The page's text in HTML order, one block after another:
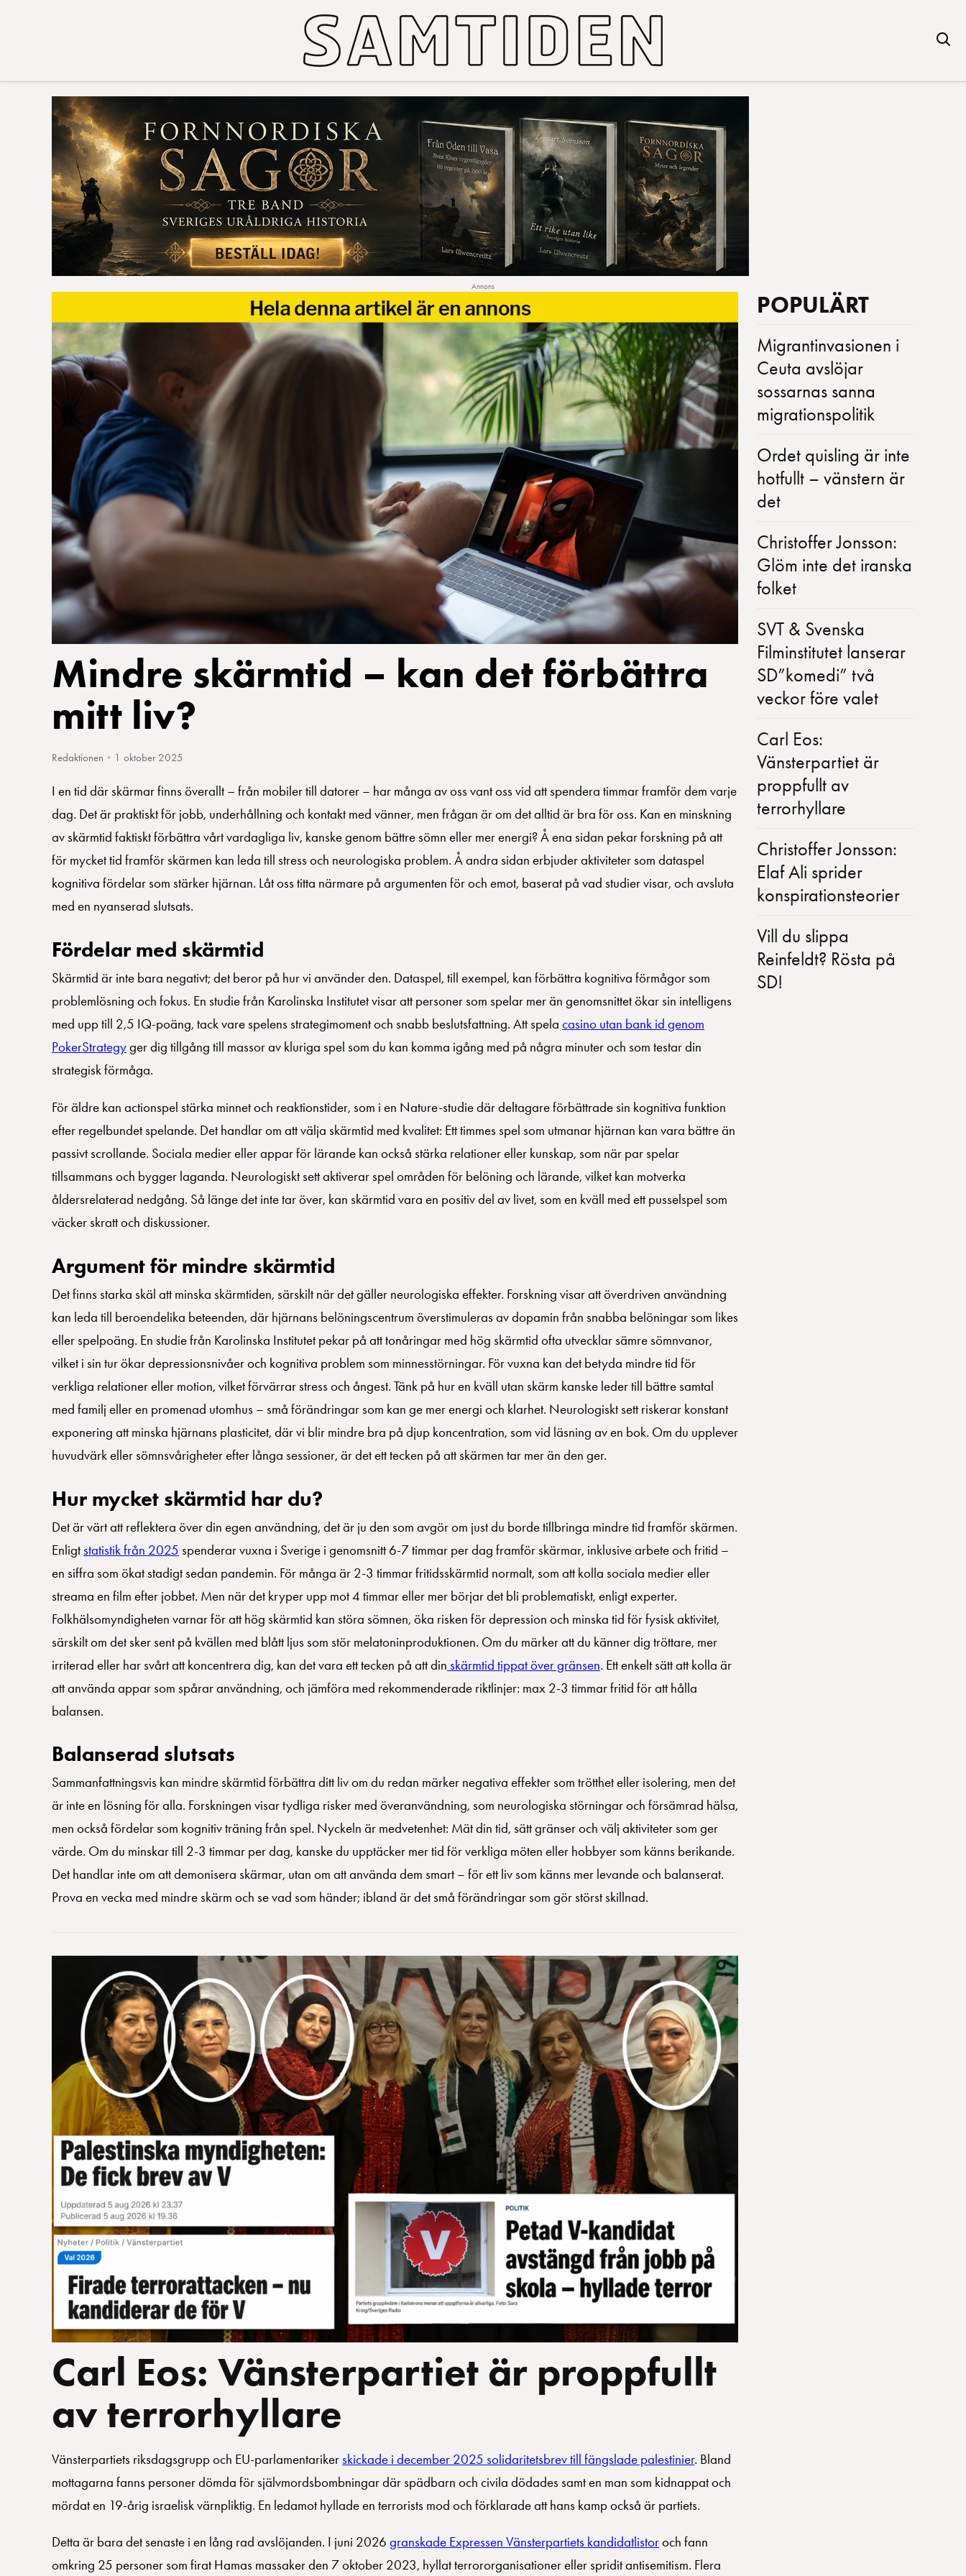
Annons
Mindre skärmtid – kan det förbättra
mitt liv?
Redaktionen • 1 oktober 2025
I en tid där skärmar finns överallt – från mobiler till datorer – har många av oss vant oss vid att spendera timmar framför dem varje
dag. Det är praktiskt för jobb, underhållning och kontakt med vänner, men frågan är om det alltid är bra för oss. Kan en minskning
av skärmtid faktiskt förbättra vårt vardagliga liv, kanske genom bättre sömn eller mer energi? Å ena sidan pekar forskning på att
för mycket tid framför skärmen kan leda till stress och neurologiska problem. Å andra sidan erbjuder aktiviteter som dataspel
kognitiva fördelar som stärker hjärnan. Låt oss titta närmare på argumenten för och emot, baserat på vad studier visar, och avsluta
med en nyanserad slutsats.
Fördelar med skärmtid
Skärmtid är inte bara negativt; det beror på hur vi använder den. Dataspel, till exempel, kan förbättra kognitiva förmågor som
problemlösning och fokus. En studie från Karolinska Institutet visar att personer som spelar mer än genomsnittet ökar sin intelligens
med upp till 2,5 IQ-poäng, tack vare spelens strategimoment och snabb beslutsfattning. Att spela casino utan bank id genom
PokerStrategyger dig tillgång till massor av kluriga spel som du kan komma igång med på några minuter och som testar din
strategisk förmåga.
För äldre kan actionspel stärka minnet och reaktionstider, som i en Nature-studie där deltagare förbättrade sin kognitiva funktion
efter regelbundet spelande. Det handlar om att välja skärmtid med kvalitet: Ett timmes spel som utmanar hjärnan kan vara bättre än
passivt scrollande. Sociala medier eller appar för lärande kan också stärka relationer eller kunskap, som när par spelar
tillsammans och bygger laganda. Neurologiskt sett aktiverar spel områden för belöning och lärande, vilket kan motverka
åldersrelaterad nedgång. Så länge det inte tar över, kan skärmtid vara en positiv del av livet, som en kväll med ett pusselspel som
väcker skratt och diskussioner.
Argument för mindre skärmtid
Det finns starka skäl att minska skärmtiden, särskilt när det gäller neurologiska effekter. Forskning visar att överdriven användning
kan leda till beroendelika beteenden, där hjärnans belöningscentrum överstimuleras av dopamin från snabba belöningar som likes
eller spelpoäng. En studie från Karolinska Institutet pekar på att tonåringar med hög skärmtid ofta utvecklar sämre sömnvanor,
vilket i sin tur ökar depressionsnivåer och kognitiva problem som minnesstörningar. För vuxna kan det betyda mindre tid för
verkliga relationer eller motion, vilket förvärrar stress och ångest. Tänk på hur en kväll utan skärm kanske leder till bättre samtal
med familj eller en promenad utomhus – små förändringar som kan ge mer energi och klarhet. Neurologiskt sett riskerar konstant
exponering att minska hjärnans plasticitet, där vi blir mindre bra på djup koncentration, som vid läsning av en bok. Om du upplever
huvudvärk eller sömnsvårigheter efter långa sessioner, är det ett tecken på att skärmen tar mer än den ger.
Hur mycket skärmtid har du?
Det är värt att reflektera över din egen användning, det är ju den som avgör om just du borde tillbringa mindre tid framför skärmen.
Enligtstatistik från 2025 spenderar vuxna i Sverige i genomsnitt 6-7 timmar per dag framför skärmar, inklusive arbete och fritid –
en siffra som ökat stadigt sedan pandemin. För många är 2-3 timmar fritidsskärmtid normalt, som att kolla sociala medier eller
streama en film efter jobbet. Men när det kryper upp mot 4 timmar eller mer börjar det bli problematiskt, enligt experter.
Folkhälsomyndigheten varnar för att hög skärmtid kan störa sömnen, öka risken för depression och minska tid för fysisk aktivitet,
särskilt om det sker sent på kvällen med blått ljus som stör melatoninproduktionen. Om du märker att du känner dig tröttare, mer
irriterad eller har svårt att koncentrera dig, kan det vara ett tecken på att din skärmtid tippat över gränsen. Ett enkelt sätt att kolla är
att använda appar som spårar användning, och jämföra med rekommenderade riktlinjer: max 2-3 timmar fritid för att hålla
balansen.
Balanserad slutsats
Sammanfattningsvis kan mindre skärmtid förbättra ditt liv om du redan märker negativa effekter som trötthet eller isolering, men det
är inte en lösning för alla. Forskningen visar tydliga risker med överanvändning, som neurologiska störningar och försämrad hälsa,
men också fördelar som kognitiv träning från spel. Nyckeln är medvetenhet: Mät din tid, sätt gränser och välj aktiviteter som ger
värde. Om du minskar till 2-3 timmar per dag, kanske du upptäcker mer tid för verkliga möten eller hobbyer som känns berikande.
Det handlar inte om att demonisera skärmar, utan om att använda dem smart – för ett liv som känns mer levande och balanserat.
Prova en vecka med mindre skärm och se vad som händer; ibland är det små förändringar som gör störst skillnad.
Carl Eos: Vänsterpartiet är proppfullt
av terrorhyllare
Vänsterpartiets riksdagsgrupp och EU-parlamentarikerskickade i december 2025 solidaritetsbrev till fängslade palestinier. Bland
mottagarna fanns personer dömda för självmordsbombningar där spädbarn och civila dödades samt en man som kidnappat och
mördat en 19-årig israelisk värnpliktig. En ledamot hyllade en terrorists mod och förklarade att hans kamp också är partiets.
Detta är bara det senaste i en lång rad avslöjanden. I juni 2026 granskade Expressen Vänsterpartiets kandidatlistoroch fann
omkring 25 personer som firat Hamas massaker den 7 oktober 2023, hyllat terrororganisationer eller spridit antisemitism. Flera
POPULÄRT
Migrantinvasionen i
Ceuta avslöjar
sossarnas sanna
migrationspolitik
Ordet quisling är inte
hotfullt – vänstern är
det
Christoffer Jonsson:
Glöm inte det iranska
folket
SVT & Svenska
Filminstitutet lanserar
SD”komedi” två
veckor före valet
Carl Eos:
Vänsterpartiet är
proppfullt av
terrorhyllare
Christoffer Jonsson:
Elaf Ali sprider
konspirationsteorier
Vill du slippa
Reinfeldt? Rösta på
SD!